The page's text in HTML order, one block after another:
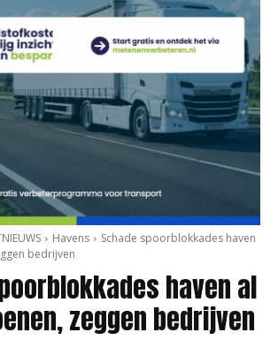
Havens
Schade spoorblokkades haven
bedrijven
haven al
zeggen bedrijven